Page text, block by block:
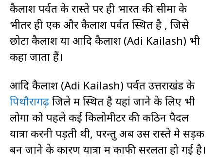
कैलाश पर्वत के रास्ते पर ही भारत की सीमा के
भीतर ही एक और कैलाश पर्वत स्थित है , जिसे
छोटा कैलाश या आदि कैलाश (Adi Kailash) भी
कहा जाता हैं।
आदि कैलाश (Adi Kailash) पर्वत उत्तराखंड के
पिथौरागढ़ जिले में स्थित है यहां जाने के लिए भी
लोगों को पहले कई किलोमीटर की कठिन पैदल
यात्रा करनी पड़ती थी, परन्तु अब उस रास्ते मे सड़क
बन जाने के कारण यात्रा में काफी सरलता हो गई है।